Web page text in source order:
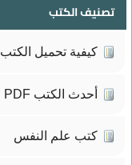
تصنيف الكتب
كيفية تحميل الكتب
أحدث الكتب PDF
كتب علم النفس